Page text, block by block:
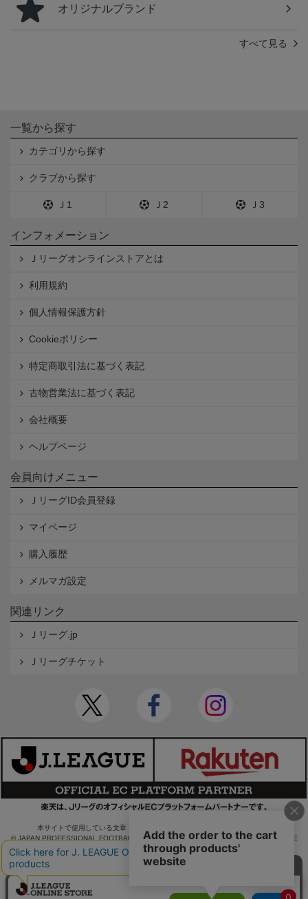
オリジナルブランド
すべて見る
一覧から探す
カテゴリから探す
クラブから探す
Ｊ1 Ｊ2 Ｊ3
インフォメーション
Ｊリーグオンラインストアとは
利用規約
個人情報保護方針
Cookieポリシー
特定商取引法に基づく表記
古物営業法に基づく表記
会社概要
ヘルプページ
会員向けメニュー
ＪリーグID会員登録
マイページ
購入履歴
メルマガ設定
関連リンク
Ｊリーグ.jp
Ｊリーグチケット
本サイトで使用している文章・画像等の無断での複製・転載を禁止します。
© JAPAN PROFESSIONAL FOOTBALL LEAGUE Rakuten Group, Inc. ALL RIGHTS RE
SERVED.